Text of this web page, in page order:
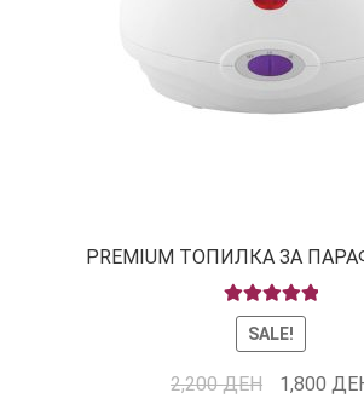
PREMIUM ТОПИЛКА ЗА
RATED5.00
OUT OF 5
SALE!
2,200ДЕН 1,800